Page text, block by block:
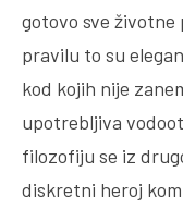
gotovo sve
pravilu to su
kod kojih nije
upotrebljiva
filozofiju se iz
diskretni heroj